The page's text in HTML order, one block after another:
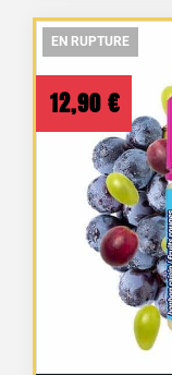
EN RUPTURE
EN RUPTURE
12,90 €
EN RUPTURE